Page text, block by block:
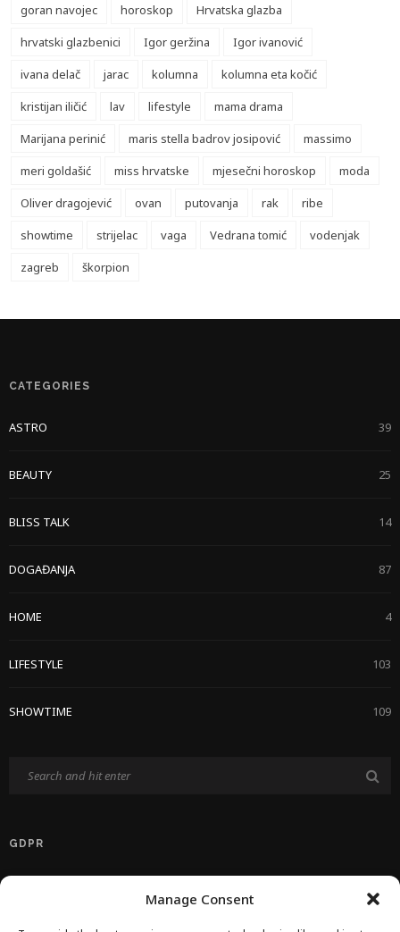
Manage Consent
goran navojec
horoskop
Hrvatska glazba
hrvatski glazbenici
Igor geržina
Igor ivanović
ivana delač
jarac kolumna
kolumna eta kočić
kristijan iličić
lav lifestyle
mama drama
Marijana perinić
maris stella badrov josipović
massimo
meri goldašić
miss hrvatske mjesečni horoskop
moda
Oliver dragojević
ovan putovanja rak
ribe
showtime
strijelac vaga Vedrana tomić
vodenjak
zagreb
škorpion
CATEGORIES
ASTRO 39
BEAUTY 25
BLISS TALK 14
DOGAĐANJA 87
HOME 4
LIFESTYLE 103
SHOWTIME 109
GDPR